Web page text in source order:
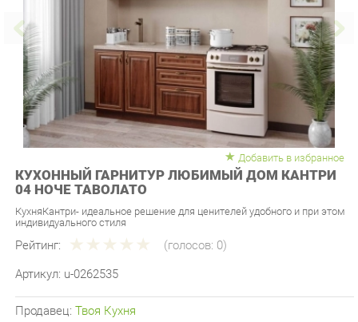
Добавить в избранное
КУХОННЫЙ ГАРНИТУР ЛЮБИМЫЙ ДОМ КАНТРИ
04 НОЧЕ ТАВОЛАТО
КухняКантри- идеальное решение для ценителей удобного и при этом
Рейтинг:
Артикул: u-0262535
Производитель: Любимый дом